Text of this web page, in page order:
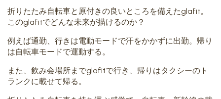
折りたたみ自転車と原付きの良いところを備えたglafit。
このglafitでどんな未来が描けるのか？
例えば通勤、行きは電動モードで汗をかかずに出勤。帰り
は自転車モードで運動する。
また、飲み会場所までglafitで行き、帰りはタクシーのト
ランクに載せて帰る。